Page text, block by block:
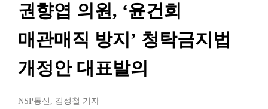
권향엽 의원, ‘윤건희
매관매직 방지’ 청탁금지법
개정안 대표발의
NSP통신 , 김성철 기자